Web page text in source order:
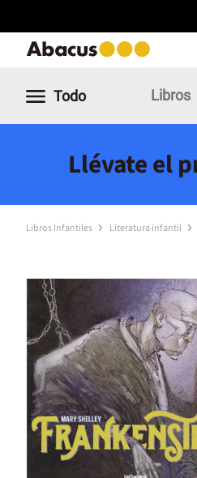
Todo Libros
Llévate el
Libros Infantiles Literatura infantil